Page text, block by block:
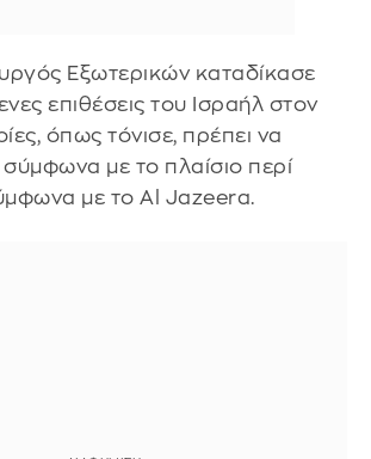
Εξωτερικών καταδίκασε
επιθέσεις του Ισραήλ στον
όπως τόνισε, πρέπει να
με το πλαίσιο περί
με το Al Jazeera.